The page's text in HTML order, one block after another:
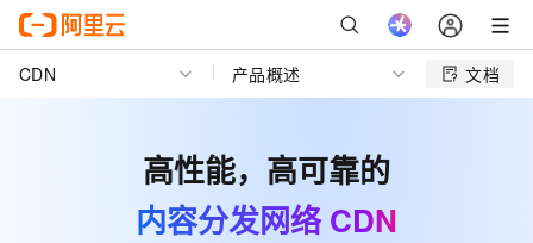
CDN 产品概述 文档
高性能，高可靠的
内容分发网络 CDN